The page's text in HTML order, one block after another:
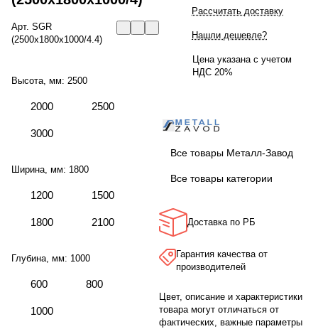
Арт. SGR
(2500x1800x1000/4.4)
Высота, мм: 2500
2000 2500
3000
Ширина, мм: 1800
1200 1500
1800 2100
Глубина, мм: 1000
600 800
1000
Рассчитать доставку
Нашли дешевле?
Цена указана с учетом
НДС 20%
Все товары Металл-Завод
Все товары категории
Доставка по РБ
Гарантия качества от
производителей
Цвет, описание и характеристики
товара могут отличаться от
фактических, важные параметры